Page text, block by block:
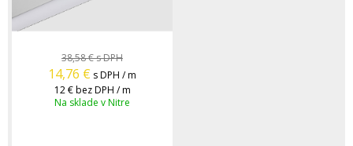
38,58 €s DPH
14,76 € s DPH / m
12 € bez DPH / m
Na sklade v Nitre